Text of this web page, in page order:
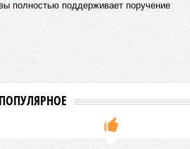
вариант
котором после ухода РЖД
быстро обретут другого
стал бы провоцировать
В сущности, это очередной
России бывшими союзниками.
благодарность или даже